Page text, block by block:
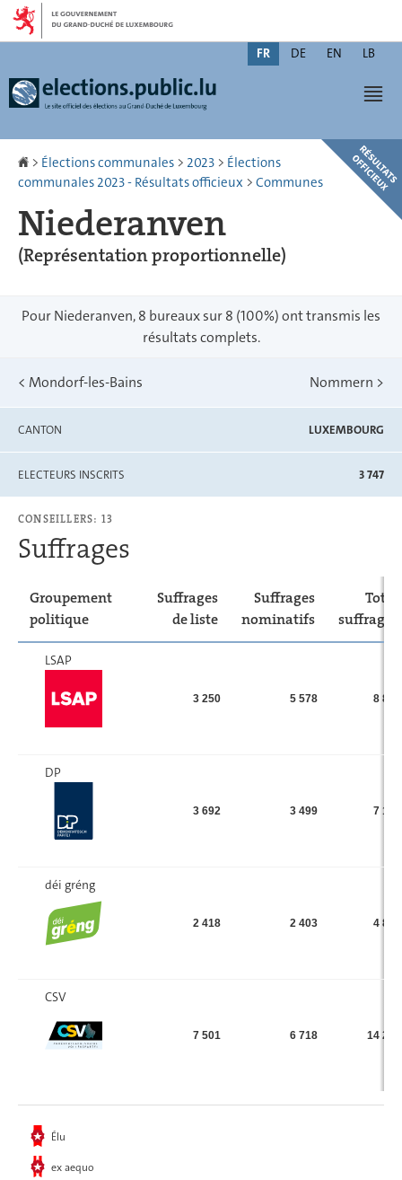
Aller
navigation
Aller
Changer
FR DE EN LB
Accueil
> Élections communales > 2023 > Élections
communales 2023 - Résultats officieux > Communes
Niederanven
(Représentation proportionnelle)
Pour Niederanven, 8 bureaux sur 8 (100%) ont transmis les
résultats complets.
< Mondorf-les-Bains Nommern >
CANTON LUXEMBOURG
ELECTEURS INSCRITS 3 747
CONSEILLERS: 13
Suffrages
Groupement
politique
Suffrages
de liste
Suffrages
nominatifs
Total
suffrages
LSAP
3 250 5 578 8 828
DP
3 692 3 499 7 191
déi gréng
2 418 2 403 4 821
CSV
7 501 6 718 14 219
Élu
ex aequo